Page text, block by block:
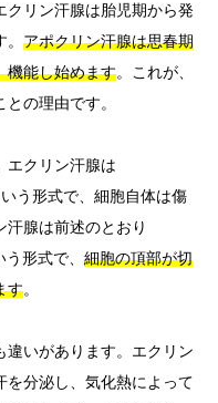
クリン汗腺は胎児期から発
アポクリン汗腺は思春期
機能し始めます。これが、
の理由です。
エクリン汗腺は
う形式で、細胞自体は傷
腺は前述のとおり
形式で、 細胞の頂部が切
す。
違いがあります。エクリン
を分泌し、気化熱によって